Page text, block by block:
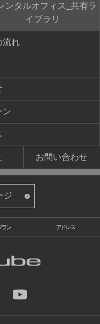
ンタルオフィス_共有ラ
イブラリ
流れ
ン
お問い合わせ
ジ
ラン アドレス